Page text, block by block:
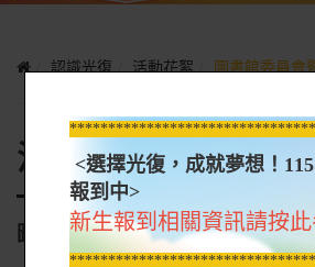
認識光復 活動花絮 圖書館委員會
活動花絮
圖書館委員會暨國際教育推動
<選擇光復，成就夢想！
報到中>
新生報到相關資訊請按